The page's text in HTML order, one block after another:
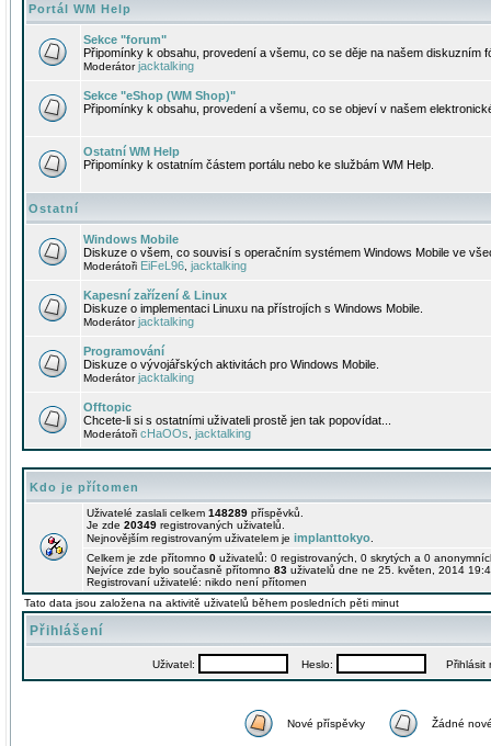
Portál WM Help
Sekce "forum"
Připomínky k obsahu, provedení a všemu, co se děje na našem diskuzním
Moderátorjacktalking
Sekce "eShop (WM Shop)"
Připomínky k obsahu, provedení a všemu, co se objeví v našem
Ostatní WM Help
Připomínky k ostatním částem portálu nebo ke službám WM Help.
Ostatní
Windows Mobile
Diskuze o všem, co souvisí s operačním systémem Windows Mobile ve
Moderátoři EiFeL96 jacktalking
Kapesní zařízení & Linux
Diskuze o implementaci Linuxu na přístrojích s Windows Mobile.
Moderátorjacktalking
Programování
Diskuze o vývojářských aktivitách pro Windows Mobile.
Moderátorjacktalking
Offtopic
Chcete-li si s ostatními uživateli prostě jen tak popovídat...
Moderátoři cHaOOs jacktalking
Kdo je přítomen
Uživatelé zaslali celkem 148289 příspěvků.
Je zde 20349 registrovaných uživatelů.
Nejnovějším registrovaným uživatelem je implanttokyo
Celkem je zde přítomno 0 uživatelů: 0 registrovaných, 0 skrytých a 0
Nejvíce zde bylo současně přítomno 83 uživatelů dne ne 25. květen, 2014
Registrovaní uživatelé: nikdo není přítomen
Tato data jsou založena na aktivitě uživatelů během posledních pěti minut
Přihlášení
Uživatel: Heslo: Přihlásit
Nové příspěvky Žádné